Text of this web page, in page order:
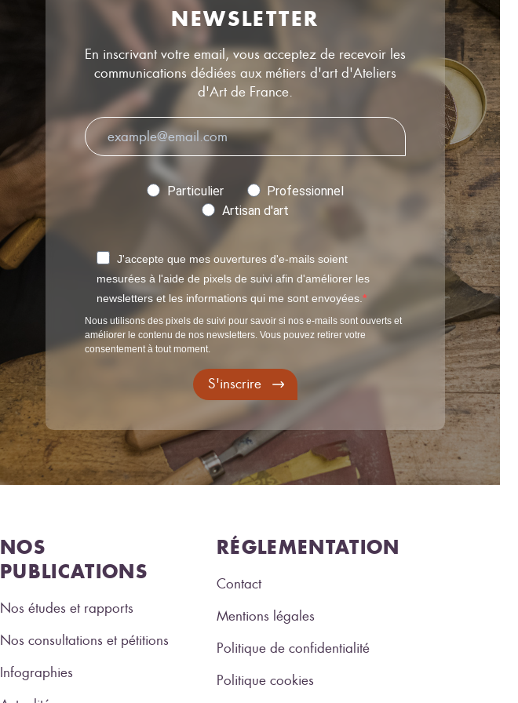
NEWSLETTER
En inscrivant votre email, vous acceptez de recevoir les
communications dédiées aux métiers d'art d'Ateliers
d'Art de France.
Particulier
Professionnel
Artisan d'art
J'accepte que mes ouvertures d'e-mails soient
mesurées à l'aide de pixels de suivi afin d'améliorer les
newsletters et les informations qui me sont envoyées.
Nous utilisons des pixels de suivi pour savoir si nos e-mails sont ouverts et
améliorer le contenu de nos newsletters. Vous pouvez retirer votre
consentement à tout moment.
S'inscrire
NOS
PUBLICATIONS
Nos études et rapports
Nos consultations et pétitions
Infographies
RÉGLEMENTATION
Contact
Mentions légales
Politique de confidentialité
Politique cookies